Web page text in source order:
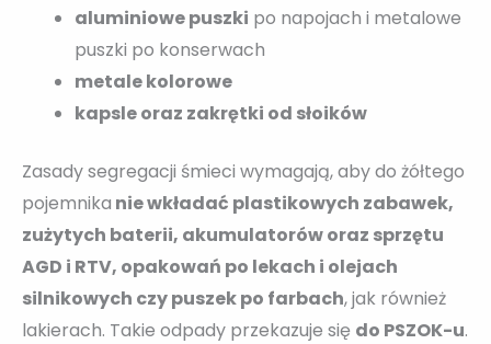
aluminiowe puszki po napojach i metalowe
puszki po konserwach
metale kolorowe
kapsle oraz zakrętki od słoików
Zasady segregacji śmieci wymagają, aby do żółtego
pojemnika nie wkładać plastikowych zabawek,
zużytych baterii, akumulatorów oraz sprzętu
AGD i RTV, opakowań po lekach i olejach
silnikowych czy puszek po farbach, jak również
lakierach. Takie odpady przekazuje się do PSZOK-u.